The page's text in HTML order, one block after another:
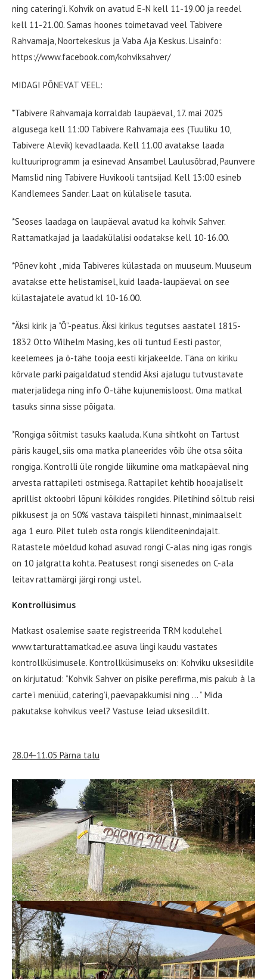
ning catering’i. Kohvik on avatud E-N kell 11-19.00 ja reedel
kell 11-21.00. Samas hoones toimetavad veel Tabivere
Rahvamaja, Noortekeskus ja Vaba Aja Keskus. Lisainfo:
https://www.facebook.com/kohviksahver/
MIDAGI PÕNEVAT VEEL:
*Tabivere Rahvamaja korraldab laupäeval, 17. mai 2025
algusega kell 11:00 Tabivere Rahvamaja ees (Tuuliku 10,
Tabivere Alevik) kevadlaada. Kell 11.00 avatakse laada
kultuuriprogramm ja esinevad Ansambel Laulusõbrad, Paunvere
Mamslid ning Tabivere Huvikooli tantsijad. Kell 13:00 esineb
Kandlemees Sander. Laat on külalisele tasuta.
*Seoses laadaga on laupäeval avatud ka kohvik Sahver.
Rattamatkajad ja laadakülalisi oodatakse kell 10-16.00.
*Põnev koht , mida Tabiveres külastada on muuseum. Muuseum
avatakse ette helistamisel, kuid laada-laupäeval on see
külastajatele avatud kl 10-16.00.
*Äksi kirik ja ”Õ”-peatus. Äksi kirikus tegutses aastatel 1815-
1832 Otto Wilhelm Masing, kes oli tuntud Eesti pastor,
keelemees ja õ-tähe tooja eesti kirjakeelde. Täna on kiriku
kõrvale parki paigaldatud stendid Äksi ajalugu tutvustavate
materjalidega ning info Õ-tähe kujunemisloost. Oma matkal
tasuks sinna sisse põigata.
*Rongiga sõitmist tasuks kaaluda. Kuna sihtkoht on Tartust
päris kaugel, siis oma matka planeerides võib ühe otsa sõita
rongiga. Kontrolli üle rongide liikumine oma matkapäeval ning
arvesta rattapileti ostmisega. Rattapilet kehtib hooajaliselt
aprillist oktoobri lõpuni kõikides rongides. Piletihind sõltub reisi
pikkusest ja on 50% vastava täispileti hinnast, minimaalselt
aga 1 euro. Pilet tuleb osta rongis klienditeenindajalt.
Ratastele mõeldud kohad asuvad rongi C-alas ning igas rongis
on 10 jalgratta kohta. Peatusest rongi sisenedes on C-ala
leitav rattamärgi järgi rongi ustel.
Kontrollüsimus
Matkast osalemise saate registreerida TRM kodulehel
www.tarturattamatkad.ee asuva lingi kaudu vastates
kontrollküsimusele. Kontrollküsimuseks on: Kohviku uksesildile
on kirjutatud: ”Kohvik Sahver on pisike perefirma, mis pakub à la
carte’i menüüd, catering’i, päevapakkumisi ning … ” Mida
pakutakse kohvikus veel? Vastuse leiad uksesildilt.
28.04-11.05 Pärna talu